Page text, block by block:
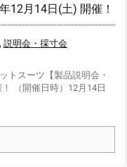
12月14日(土) 開催！
, 説明会・採寸会
トスーツ【製品説明会・
（開催日時）12月14日